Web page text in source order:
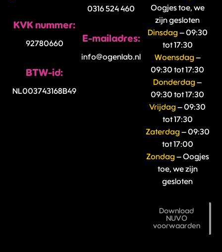
0316 524 460
E-mailadres:
info@ogenlab.nl
KVK nummer:
92780660
BTW-id:
NL003743168B49
Oogjes toe, we
zijn gesloten
Dinsdag – 09:30
tot 17:30
Woensdag –
09:30 tot 17:30
Donderdag–
09:30 tot 17:30
Vrijdag– 09:30
tot 17:30
Zaterdag – 09:30
tot 17:00
Zondag – Oogjes
toe, we zijn
gesloten
Download
NUVO
voorwaarden